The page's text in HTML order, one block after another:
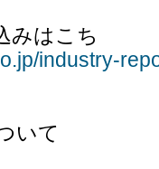
みはこち
industry-
いて